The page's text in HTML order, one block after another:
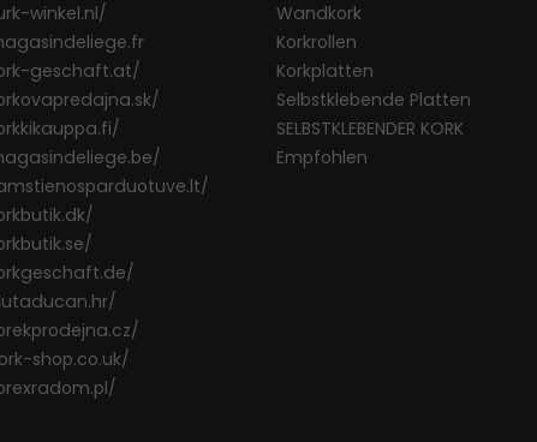
winkel.nl/
geschaft.at/
shop.co.uk/
Wandkork
Korkrollen
Korkplatten
Selbstklebende Platten
SELBSTKLEBENDER KORK
Empfohlen